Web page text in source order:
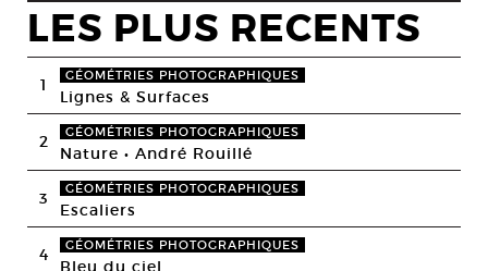
LES PLUS RECENTS
1 GÉOMÉTRIES PHOTOGRAPHIQUES
Lignes & Surfaces
2 GÉOMÉTRIES PHOTOGRAPHIQUES
Nature • André Rouillé
3 GÉOMÉTRIES PHOTOGRAPHIQUES
Escaliers
4 GÉOMÉTRIES PHOTOGRAPHIQUES
Bleu du ciel